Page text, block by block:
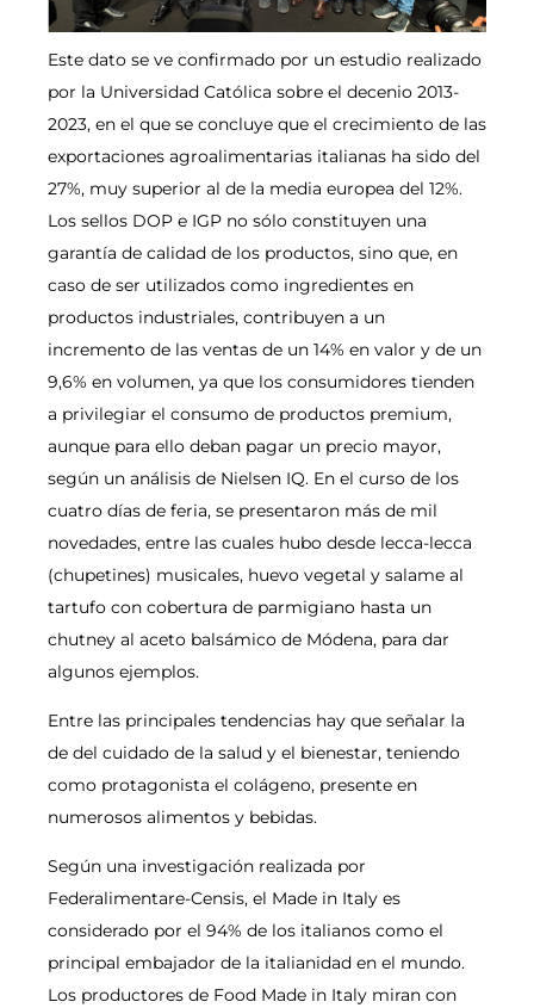
Este dato se ve confirmado por un estudio realizado
por la Universidad Católica sobre el decenio 2013-
2023, en el que se concluye que el crecimiento de las
exportaciones agroalimentarias italianas ha sido del
27%, muy superior al de la media europea del 12%.
Los sellos DOP e IGP no sólo constituyen una
garantía de calidad de los productos, sino que, en
caso de ser utilizados como ingredientes en
productos industriales, contribuyen a un
incremento de las ventas de un 14% en valor y de un
9,6% en volumen, ya que los consumidores tienden
a privilegiar el consumo de productos premium,
aunque para ello deban pagar un precio mayor,
según un análisis de Nielsen IQ. En el curso de los
cuatro días de feria, se presentaron más de mil
novedades, entre las cuales hubo desde lecca-lecca
(chupetines) musicales, huevo vegetal y salame al
tartufo con cobertura de parmigiano hasta un
chutney al aceto balsámico de Módena, para dar
algunos ejemplos.
Entre las principales tendencias hay que señalar la
de del cuidado de la salud y el bienestar, teniendo
como protagonista el colágeno, presente en
numerosos alimentos y bebidas.
Según una investigación realizada por
Federalimentare-Censis, el Made in Italy es
considerado por el 94% de los italianos como el
principal embajador de la italianidad en el mundo.
Los productores de Food Made in Italy miran con